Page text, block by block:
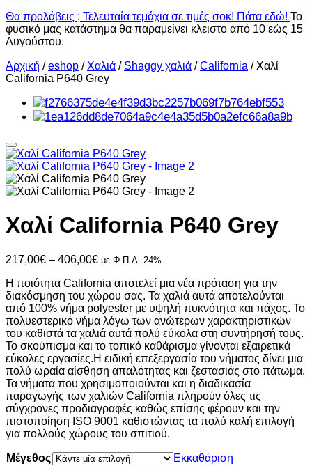
Θα προλάβεις ; Τελευταία τεμάχια σε τιμές σοκ! Πάτα εδώ! Το
φυσικό μας κατάστημα θα παραμείνει κλειστο από 10 εώς 15
Αυγούστου.
Αρχική /eshop / Χαλιά / Shaggy χαλιά /California / Χαλί
California P640 Grey
Χαλί California P640 Grey
217,00€ – 406,00€Price
217,00€
through
406,00€
με Φ.Π.Α. 24%
Η ποιότητα California αποτελεί μια νέα πρόταση για την
διακόσμηση του χώρου σας. Τα χαλιά αυτά αποτελούνται
από 100% νήμα polyester με υψηλή πυκνότητα και πάχος. Το
πολυεστερικό νήμα λόγω των ανώτερων χαρακτηριστικών
του καθιστά τα χαλιά αυτά πολύ εύκολα στη συντήρησή τους.
Το σκούπισμα και το τοπικό καθάρισμα γίνονται εξαιρετικά
εύκολες εργασίες.Η ειδική επεξεργασία του νήματος δίνει μια
πολύ ωραία αίσθηση απαλότητας και ζεστασιάς στο πάτωμα.
Τα νήματα που χρησιμοποιούνται και η διαδικασία
παραγωγής των χαλιών California πληρούν όλες τις
σύγχρονες προδιαγραφές καθώς επίσης φέρουν και την
πιστοποίηση ISO 9001 καθιστώντας τα πολύ καλή επιλογή
για πολλούς χώρους του σπιτιού.
Μέγεθος Εκκαθάριση